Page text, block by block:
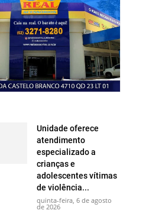
Unidade oferece
atendimento
especializado a
crianças e
adolescentes vítimas
de violência...
quinta-feira, 6 de agosto
de 2026